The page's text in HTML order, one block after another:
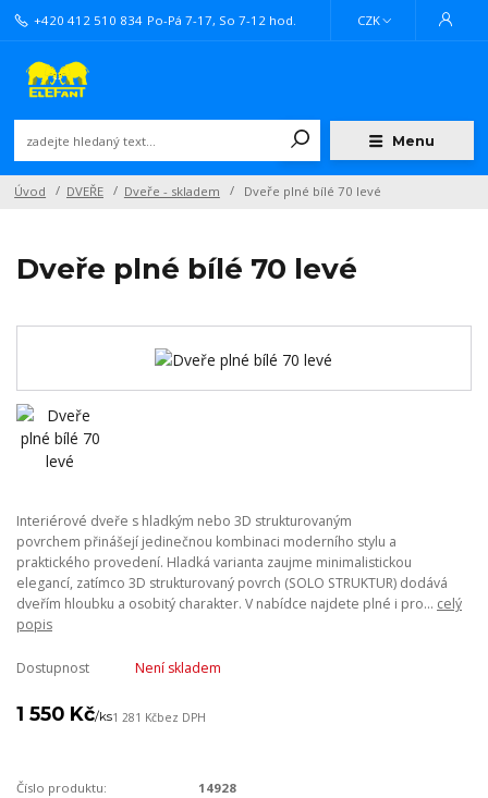
Menu
CZK
+420 412 510 834 Po-Pá 7-17, So 7-12 hod.
Úvod DVEŘE Dveře - skladem Dveře plné bílé 70 levé
Dveře plné bílé 70 levé
Interiérové dveře s hladkým nebo 3D strukturovaným
povrchem přinášejí jedinečnou kombinaci moderního stylu a
praktického provedení. Hladká varianta zaujme minimalistickou
elegancí, zatímco 3D strukturovaný povrch (SOLO STRUKTUR) dodává
dveřím hloubku a osobitý charakter. V nabídce najdete plné i pro... celý
popis
Dostupnost Není skladem
1 550 Kč/ks1 281 Kčbez DPH
Číslo produktu:
14928